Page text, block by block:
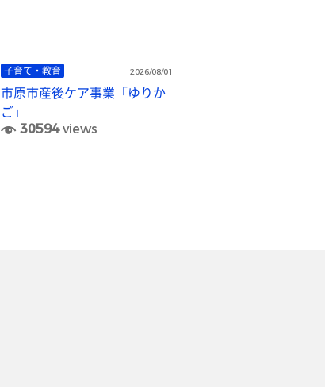
子育て・教育 2026/08/01
市原市産後ケア事業「ゆりか
ご」
30594 views